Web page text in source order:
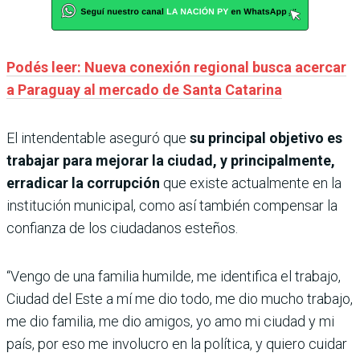
Podés leer: Nueva conexión regional busca acercar
a Paraguay al mercado de Santa Catarina
El intendentable aseguró que su principal objetivo es
trabajar para mejorar la ciudad, y principalmente,
erradicar la corrupción que existe actualmente en la
institución municipal, como así también compensar la
confianza de los ciudadanos esteños.
“Vengo de una familia humilde, me identifica el trabajo,
Ciudad del Este a mí me dio todo, me dio mucho trabajo,
me dio familia, me dio amigos, yo amo mi ciudad y mi
país, por eso me involucro en la política, y quiero cuidar